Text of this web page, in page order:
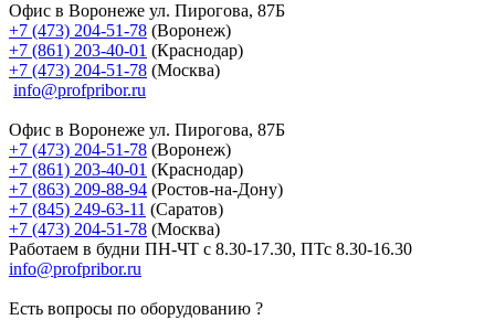
Офис в Воронеже ул. Пирогова, 87Б
+7 (473) 204-51-78 (Воронеж)
+7 (861) 203-40-01 (Краснодар)
+7 (473) 204-51-78 (Москва)
info@profpribor.ru
Офис в Воронеже ул. Пирогова, 87Б
+7 (473) 204-51-78 (Воронеж)
+7 (861) 203-40-01 (Краснодар)
+7 (863) 209-88-94 (Ростов-на-Дону)
+7 (845) 249-63-11 (Саратов)
+7 (473) 204-51-78 (Москва)
Работаем в будни ПН-ЧТ с 8.30-17.30, ПТс 8.30-16.30
info@profpribor.ru
Есть вопросы по оборудованию ?